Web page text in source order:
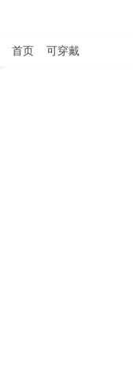
首页 可穿戴